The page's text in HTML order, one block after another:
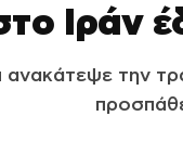
Ιράν
την